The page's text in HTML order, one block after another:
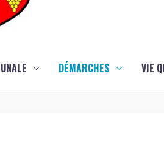
DÉMARCHES VIE